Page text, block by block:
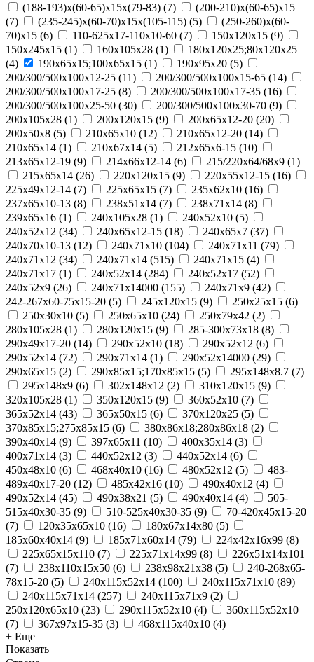
(188-193)х(60-65)х15х(79-83) (7)
(200-210)х(60-65)х15
(7) (235-245)х(60-70)х15х(105-115) (5)
(250-260)х(60-
70)х15 (6) 110-625x17-110x10-60 (7) 150x120x15 (9)
150x245x15 (1) 160x105x28 (1)
180х120х25;80х120х25
(4) 190х65х15;100х65х15 (1) 190х95х20 (5)
200/300/500x100x12-25 (11) 200/300/500x100x15-65 (14)
200/300/500x100x17-25 (8) 200/300/500x100x17-35 (16)
200/300/500x100x25-50 (30) 200/300/500x100x30-70 (9)
200x105x28 (1) 200x120x15 (9) 200x65x12-20 (20)
200х50х8 (5) 210x65x10 (12) 210x65x12-20 (14)
210x65x14 (1) 210х67х14 (5) 212x65x6-15 (10)
213x65x12-19 (9) 214x66x12-14 (6) 215/220х64/68х9 (1)
215х65х14 (26) 220x120x15 (9) 220x55x12-15 (16)
225x49x12-14 (7) 225х65х15 (7) 235x62x10 (16)
237x65x10-13 (8) 238х51х14 (7) 238х71х14 (8)
239х65х16 (1) 240x105x28 (1) 240x52x10 (5)
240x52x12 (34) 240x65x12-15 (18) 240x65x7 (37)
240x70x10-13 (12) 240x71x10 (104) 240x71x11 (79)
240x71x12 (34) 240x71x14 (515) 240x71x15 (4)
240x71x17 (1) 240х52х14 (284) 240х52х17 (52)
240х52х9 (26) 240х71х14000 (155) 240х71х9 (42)
242-267x60-75x15-20 (5) 245x120x15 (9) 250x25x15 (6)
250x30x10 (5) 250x65x10 (24) 250х79х42 (2)
280x105x28 (1) 280x120x15 (9) 285-300x73x18 (8)
290x49x17-20 (14) 290x52x10 (18) 290x52x12 (6)
290x52x14 (72) 290x71x14 (1) 290х52х14000 (29)
290х65х15 (2) 290х85х15;170х85х15 (5) 295х148х8.7 (7)
295х148х9 (6) 302х148х12 (2) 310x120x15 (9)
320x105x28 (1) 350x120x15 (9) 360х52х10 (7)
365x52x14 (43) 365х50х15 (6) 370х120х25 (5)
370х85х15;275х85х15 (6) 380х86х18;280х86х18 (2)
390x40x14 (9) 397x65x11 (10) 400х35х14 (3)
400х71х14 (3) 440x52x12 (3) 440х52х14 (6)
450x48x10 (6) 468x40x10 (16) 480х52х12 (5)
483-
489x40x17-20 (12) 485х42х16 (10) 490x40x12 (4)
490x52x14 (45) 490х38х21 (5) 490х40х14 (4)
505-
515x40x30-35 (9) 510-525x40x30-35 (9)
70-420x45x15-20
(7) 120x35x65x10 (16) 180х67х14х80 (5)
185x60x40x14 (9) 185х71х60х14 (79) 224х42х16х99 (8)
225х65х15х110 (7) 225х71х14х99 (8)
226х51х14х101
(7) 238х110х15х50 (6) 238х98х21х38 (5)
240-268x65-
78x15-20 (5) 240x115x52x14 (100) 240x115x71x10 (89)
240x115x71x14 (257) 240x115x71x9 (2)
250x120x65x10 (23) 290x115x52x10 (4)
360x115x52x10
(7) 367x97x15-35 (3) 468x115x40x10 (4)
+ Еще
Показать